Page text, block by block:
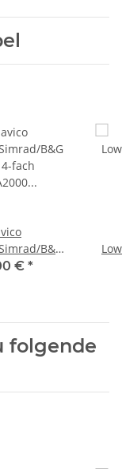
B&G
NMEA2000
€ *
folgende